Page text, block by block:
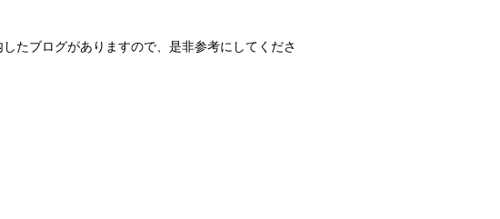
たブログがありますので、是非参考にしてくださ